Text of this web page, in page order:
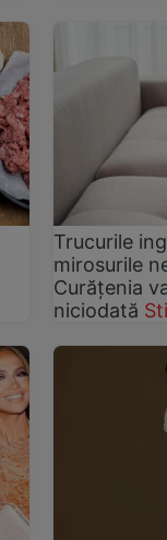
Trucurile
mirosurile
Curățenia
niciodată